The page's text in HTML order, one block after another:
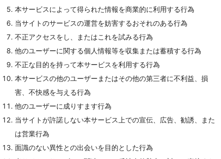
本サービスによって得られた情報を商業的に利用する行為
当サイトのサービスの運営を妨害するおそれのある行為
不正アクセスをし、またはこれを試みる行為
他のユーザーに関する個人情報等を収集または蓄積する行為
不正な目的を持って本サービスを利用する行為
本サービスの他のユーザーまたはその他の第三者に不利益、損
害、不快感を与える行為
他のユーザーに成りすます行為
当サイトが許諾しない本サービス上での宣伝、広告、勧誘、また
は営業行為
面識のない異性との出会いを目的とした行為